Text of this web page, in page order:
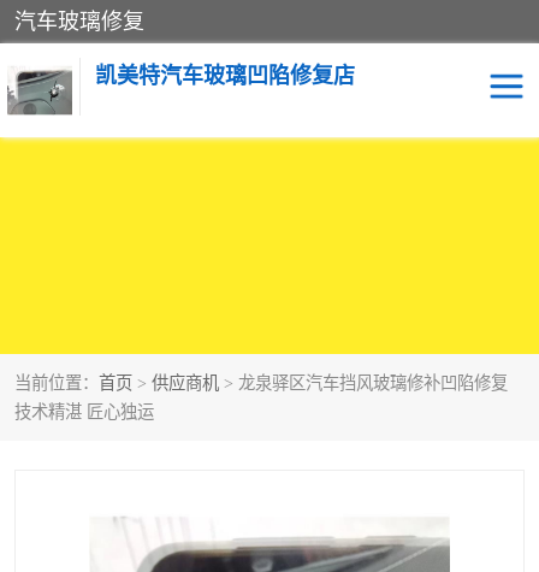
汽车玻璃修复
凯美特汽车玻璃凹陷修复店
当前位置： 首页 > 供应商机 > 龙泉驿区汽车挡风玻璃修补凹陷修复
技术精湛 匠心独运